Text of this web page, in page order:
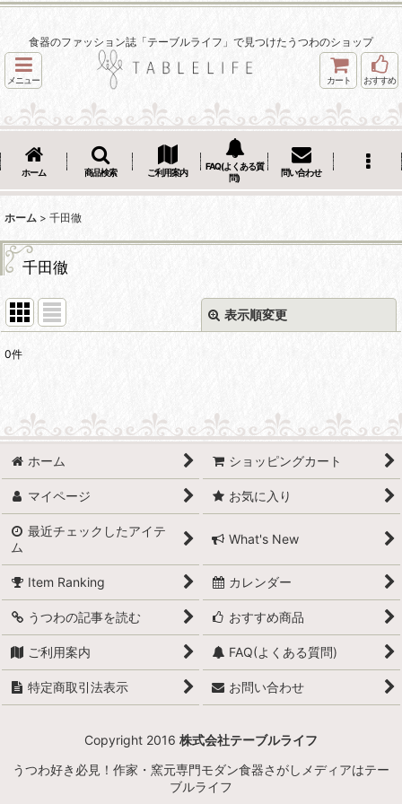
食器のファッション誌「テーブルライフ」で見つけたうつわのショップ
メニュー カート おすすめ
ホーム 商品検索 ご利用案内
FAQ(よくある質
問)
問い合わせ
ホーム > 千田徹
千田徹
表示順変更
並び順
絞り込む
0件
ホーム ショッピングカート
マイページ お気に入り
最近チェックしたアイテ
ム
What's New
Item Ranking カレンダー
うつわの記事を読む おすすめ商品
ご利用案内 FAQ(よくある質問)
特定商取引法表示 お問い合わせ
Copyright 2016 株式会社テーブルライフ
うつわ好き必見！作家・窯元専門モダン食器さがしメディアはテー
ブルライフ